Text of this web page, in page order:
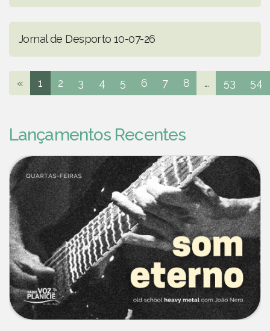
Jornal de Desporto 10-07-26
« 1 2 3 4 5 6 7 8 ... 53 54
Lançamentos Recentes